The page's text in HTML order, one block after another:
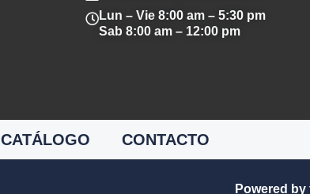
Lun – Vie 8:00 am – 5:30 pm
Sab 8:00 am – 12:00 pm
CATÁLOGO CONTACTO
Powered